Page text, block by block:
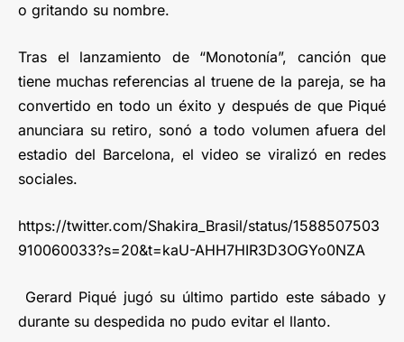
o gritando su nombre.
Tras el lanzamiento de “Monotonía”, canción que
tiene muchas referencias al truene de la pareja, se ha
convertido en todo un éxito y después de que Piqué
anunciara su retiro, sonó a todo volumen afuera del
estadio del Barcelona, el video se viralizó en redes
sociales.
https://twitter.com/Shakira_Brasil/status/1588507503
910060033?s=20&t=kaU-AHH7HIR3D3OGYo0NZA
Gerard Piqué jugó su último partido este sábado y
durante su despedida no pudo evitar el llanto.